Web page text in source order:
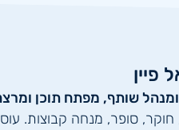
פיין
שותף, מפתח תוכן